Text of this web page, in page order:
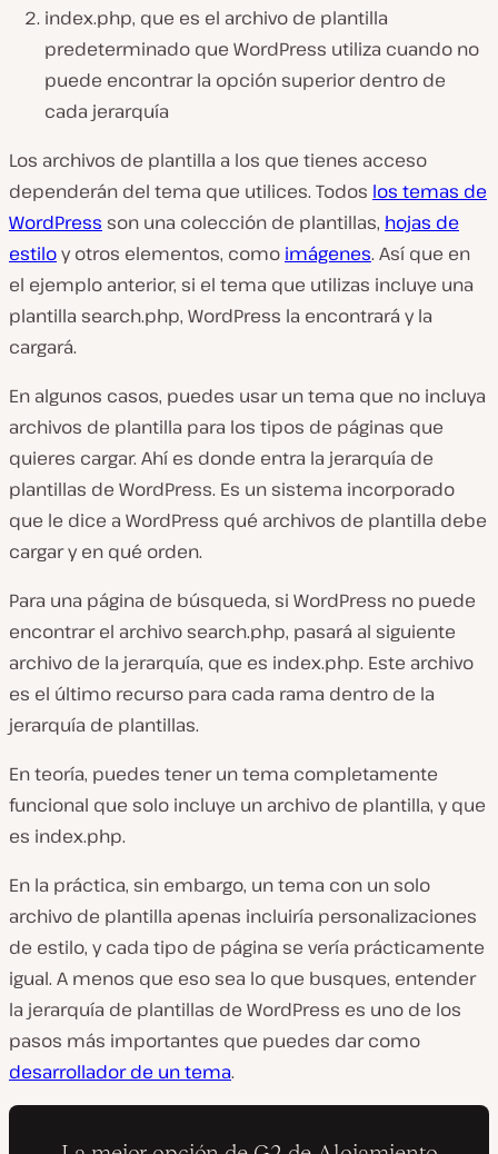
index.php, que es el archivo de plantilla
predeterminado que WordPress utiliza cuando no
puede encontrar la opción superior dentro de
cada jerarquía
Los archivos de plantilla a los que tienes acceso
dependerán del tema que utilices. Todos los temas de
WordPress son una colección de plantillas, hojas de
estiloy otros elementos, como imágenes. Así que en
el ejemplo anterior, si el tema que utilizas incluye una
plantilla search.php, WordPress la encontrará y la
cargará.
En algunos casos, puedes usar un tema que no incluya
archivos de plantilla para los tipos de páginas que
quieres cargar. Ahí es donde entra la jerarquía de
plantillas de WordPress. Es un sistema incorporado
que le dice a WordPress qué archivos de plantilla debe
cargar y en qué orden.
Para una página de búsqueda, si WordPress no puede
encontrar el archivo search.php, pasará al siguiente
archivo de la jerarquía, que es index.php. Este archivo
es el último recurso para cada rama dentro de la
jerarquía de plantillas.
En teoría, puedes tener un tema completamente
funcional que solo incluye un archivo de plantilla, y que
es index.php.
En la práctica, sin embargo, un tema con un solo
archivo de plantilla apenas incluiría personalizaciones
de estilo, y cada tipo de página se vería prácticamente
igual. A menos que eso sea lo que busques, entender
la jerarquía de plantillas de WordPress es uno de los
pasos más importantes que puedes dar como
desarrollador de un tema.